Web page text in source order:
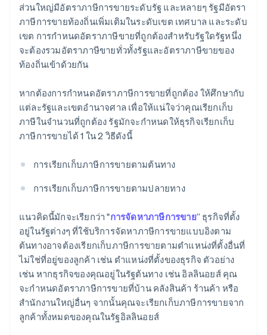
ส่วนใหญ่มีอัตราภาษีการขายระดับรัฐ และหลายๆ รัฐมีอัตรา
ภาษีการขายท้องถิ่นเพิ่มเติมในระดับเขต เทศบาล และระดับ
เขต การกำหนดอัตราภาษีขายที่ถูกต้องสำหรับรัฐใดรัฐหนึ่ง
จะต้องรวมอัตราภาษีขายทั่วทั้งรัฐและอัตราภาษีขายของ
ท้องถิ่นเข้าด้วยกัน
หากต้องการกําหนดอัตราภาษีการขายที่ถูกต้อง ให้ศึกษากับ
แต่ละรัฐและเขตอํานาจศาล เพื่อให้แน่ใจว่าคุณเรียกเก็บ
ภาษีในจํานวนที่ถูกต้อง รัฐมักจะกําหนดให้ธุรกิจเรียกเก็บ
ภาษีการขายได้ 1 ใน 2 วิธีดังนี้
การเรียกเก็บภาษีการขายตามต้นทาง
การเรียกเก็บภาษีการขายตามปลายทาง
แนวคิดนี้มักจะเรียกว่า "การจัดหาภาษีการขาย” ธุรกิจที่ตั้ง
อยู่ในรัฐต่างๆ ที่ใช้บริการจัดหาภาษีการขายแบบอิงตาม
ต้นทางอาจต้องเรียกเก็บภาษีการขายตามตําแหน่งที่ตั้งอื่นที่
ไม่ใช่ที่อยู่ของลูกค้า เช่น ตําแหน่งที่ตั้งของธุรกิจ ตัวอย่าง
เช่น หากธุรกิจของคุณอยู่ในรัฐต้นทาง เช่น อิลลินอยส์ คุณ
จะกําหนดอัตราภาษีการขายที่บ้าน คลังสินค้า ร้านค้า หรือ
สํานักงานใหญ่อื่นๆ จากนั้นคุณจะเรียกเก็บภาษีการขายจาก
ลูกค้าทั้งหมดของคุณในรัฐอิลลินอยส์